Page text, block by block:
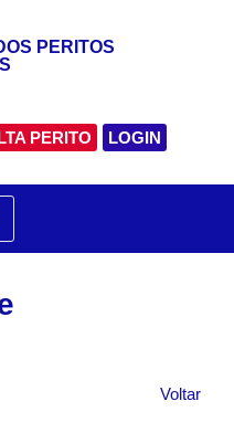
PERITOS
PERITO LOGIN
Voltar